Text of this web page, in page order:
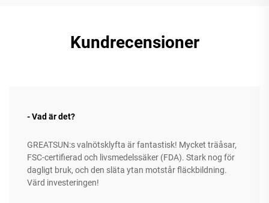
Kundrecensioner
- Vad är det?
GREATSUN:s valnötsklyfta är fantastisk! Mycket träåsar,
FSC-certifierad och livsmedelssäker (FDA). Stark nog för
dagligt bruk, och den släta ytan motstår fläckbildning.
Värd investeringen!